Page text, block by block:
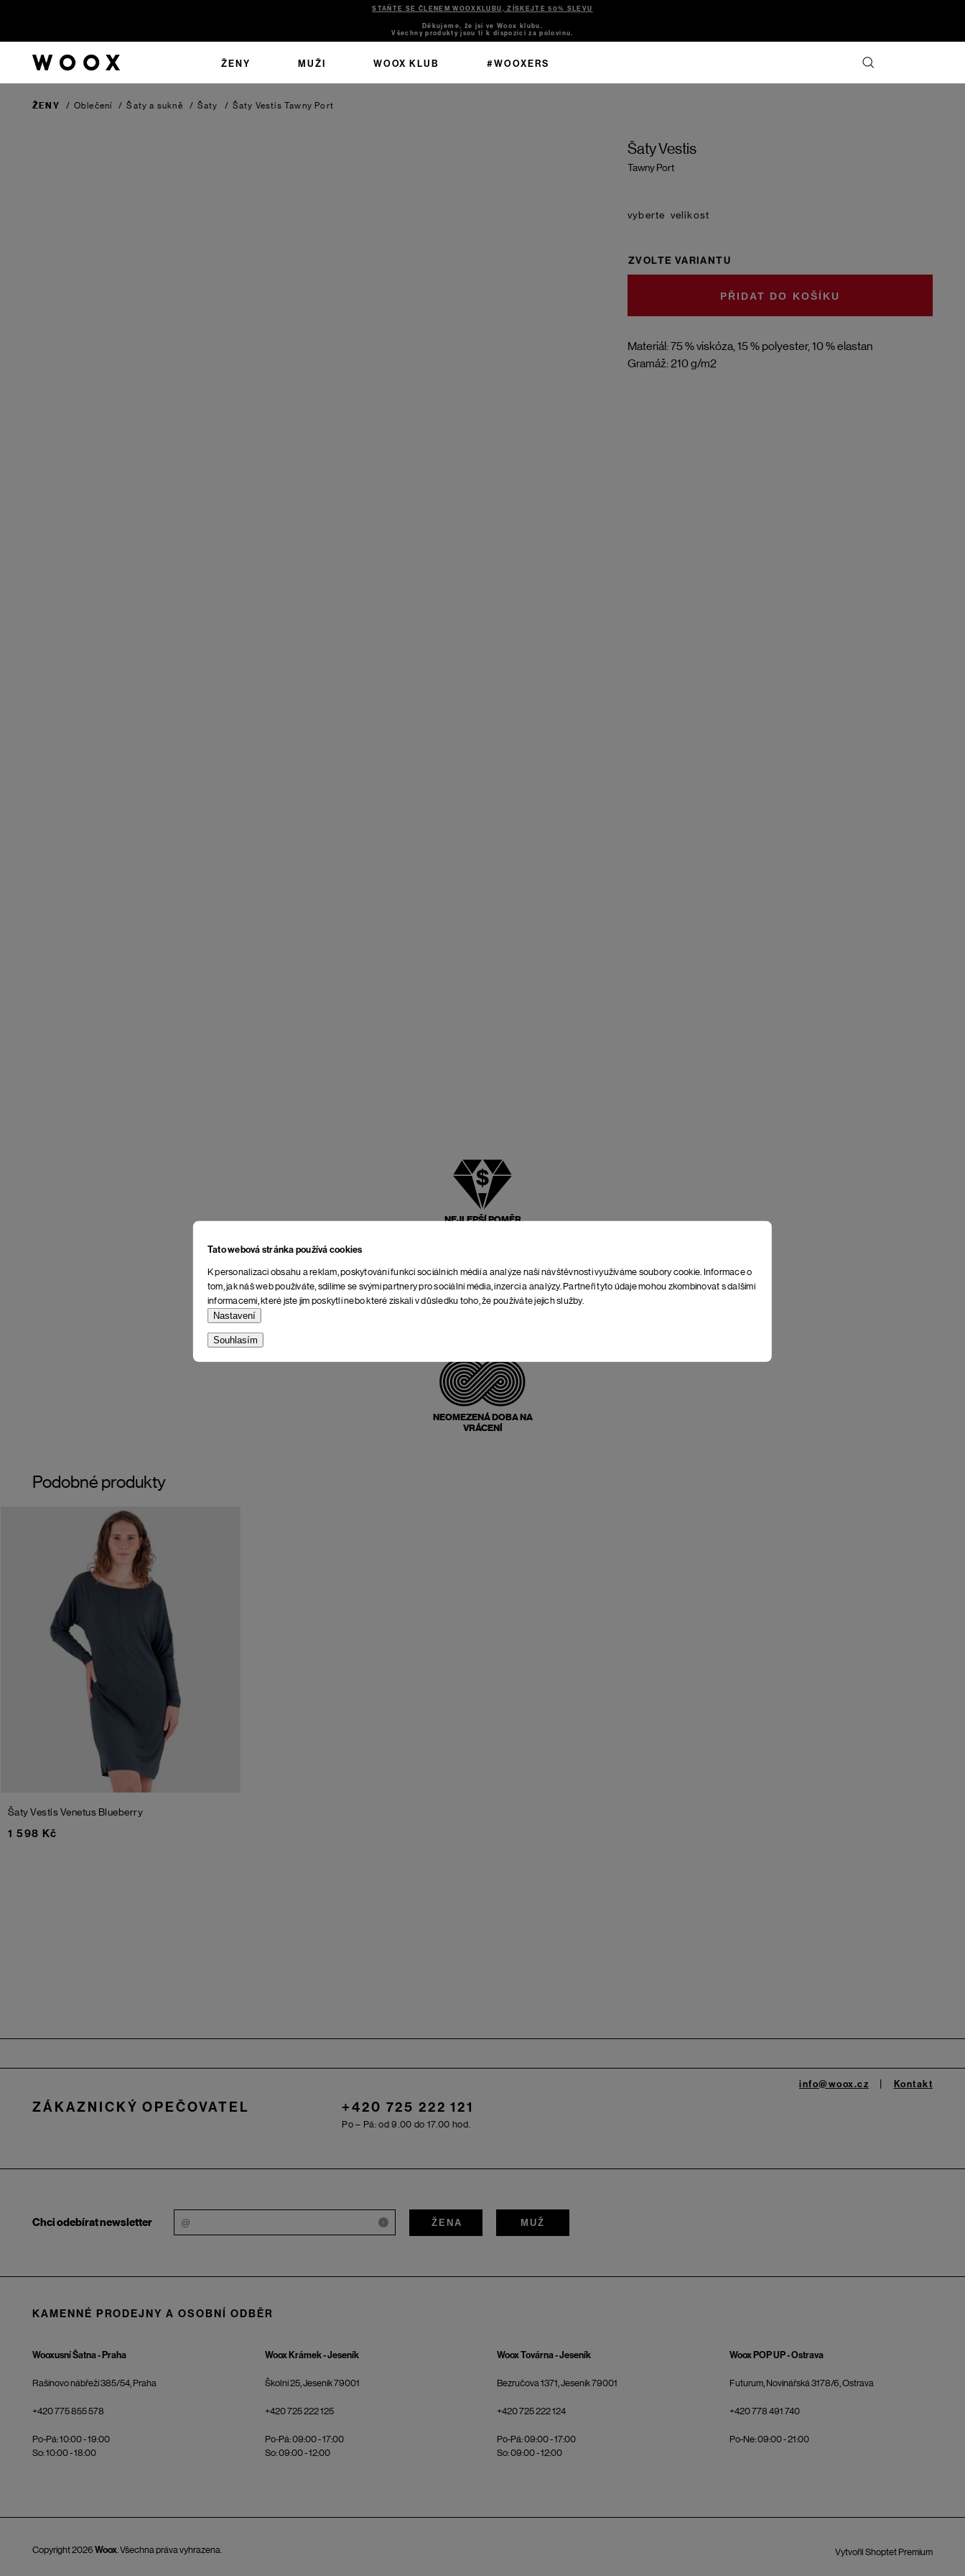
Tato webová stránka používá cookies
K personalizaci obsahu a reklam, poskytování funkcí sociálních médií a analýze naší návštěvnosti využíváme soubory cookie. Informace o
tom, jak náš web používáte, sdílíme se svými partnery pro sociální média, inzerci a analýzy. Partneři tyto údaje mohou zkombinovat s dalšími
informacemi, které jste jim poskytli nebo které získali v důsledku toho, že používáte jejich služby.
Nastavení
Souhlasím
STAŇTE SE ČLENEM WOOXKLUBU, ZÍSKEJTE 50% SLEVU
Děkujeme, že jsi ve Woox klubu.
Všechny produkty jsou ti k dispozici za polovinu.
ŽENY MUŽI WOOX KLUB #WOOXERS
ŽENY / Oblečení / Šaty a sukně / Šaty / Šaty VestisTawny Port
Šaty Vestis
Tawny Port
Materiál: 75 % viskóza, 15 % polyester, 10 % elastan
Gramáž: 210 g/m2
velikost
ZVOLTE VARIANTU
DO KOŠÍKU
NEJLEPŠÍ POMĚR
NEOMEZENÁ DOBA NA
VRÁCENÍ
Podobné produkty
Šaty Vestis Venetus Blueberry
1 598 Kč
ZÁKAZNICKÝ OPEČOVATEL +420 725 222 121
Po – Pá: od 9.00 do 17.00 hod.
info@woox.cz Kontakt
Chci odebírat newsletter i ŽENA MUŽ
KAMENNÉ PRODEJNY A OSOBNÍ ODBĚR
Wooxusní Šatna - Praha
Rašínovo nábřeží 385/54, Praha
+420 775 855 578
Po-Pá: 10:00 - 19:00
So: 10:00 - 18:00
Woox Krámek - Jeseník
Školní 25, Jeseník 79001
+420 725 222 125
Po-Pá: 09:00 - 17:00
So: 09:00 - 12:00
Woox Továrna - Jeseník
Bezručova 1371, Jeseník 79001
+420 725 222 124
Po-Pá: 09:00 - 17:00
So: 09:00 - 12:00
Woox POP UP - Ostrava
Futurum, Novinářská 3178/6, Ostrava
+420 778 491 740
Po-Ne: 09:00 - 21:00
Vytvořil Shoptet Premium
Copyright 2026 Woox. Všechna práva vyhrazena.